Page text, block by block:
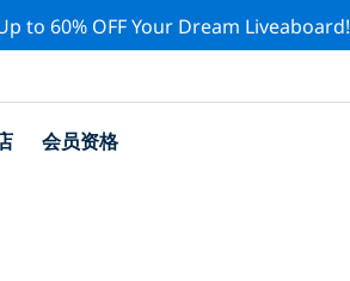
to 60% OFF Your Dream Liveaboard!
会员资格